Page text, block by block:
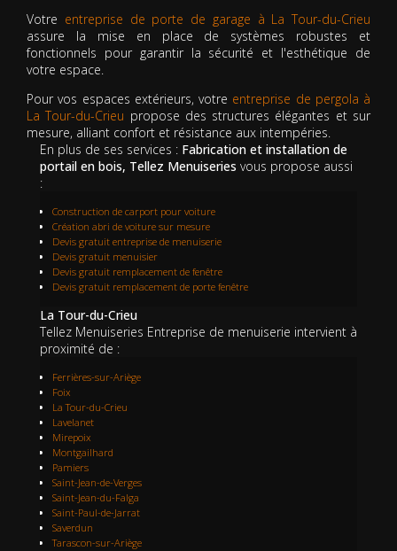
Votre entreprise de porte de garage à La Tour-du-Crieu
assure la mise en place de systèmes robustes et
fonctionnels pour garantir la sécurité et l'esthétique de
votre espace.
Pour vos espaces extérieurs, votre entreprise de pergola à
La Tour-du-Crieu propose des structures élégantes et sur
mesure, alliant confort et résistance aux intempéries.
En plus de ses services : Fabrication et installation de
portail en bois, Tellez Menuiseries vous propose aussi
:
Construction de carport pour voiture
Création abri de voiture sur mesure
Devis gratuit entreprise de menuiserie
Devis gratuit menuisier
Devis gratuit remplacement de fenêtre
Devis gratuit remplacement de porte fenêtre
La Tour-du-Crieu
Tellez Menuiseries Entreprise de menuiserie intervient à
proximité de :
Ferrières-sur-Ariège
Foix
La Tour-du-Crieu
Lavelanet
Mirepoix
Montgailhard
Pamiers
Saint-Jean-de-Verges
Saint-Jean-du-Falga
Saint-Paul-de-Jarrat
Saverdun
Tarascon-sur-Ariège